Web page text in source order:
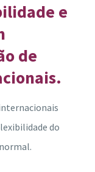
e
de
do